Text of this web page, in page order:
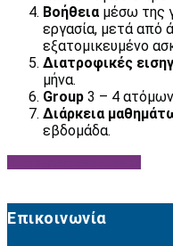
Βοήθειαμέσω της
εργασία, μετά από
εξατομικευμένο
Διατροφικές
μήνα.
Group 3 – 4 ατόμων
Διάρκεια
εβδομάδα.
Επικοινωνία